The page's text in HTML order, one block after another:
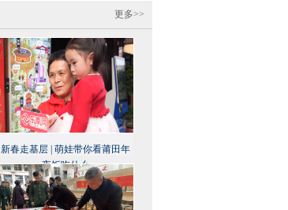
更多>>
新春走基层 | 萌娃带你看莆田年
夜饭吃什么